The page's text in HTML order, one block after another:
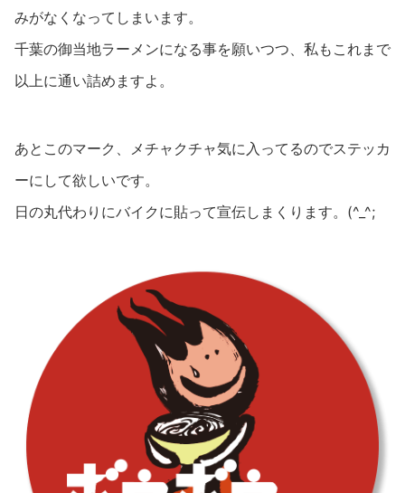
みがなくなってしまいます。
千葉の御当地ラーメンになる事を願いつつ、私もこれまで
以上に通い詰めますよ。
あとこのマーク、メチャクチャ気に入ってるのでステッカ
ーにして欲しいです。
日の丸代わりにバイクに貼って宣伝しまくります。(^_^;